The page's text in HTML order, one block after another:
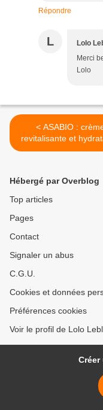
Répondre
L Lolo
Merci
Lolo
< ASABIO : crème
revitalisante et
(code promo)
Hébergé par Overblog
Top articles
Pages
Contact
Signaler un abus
C.G.U.
Cookies et données
Préférences cookies
Voir le profil de Lolo